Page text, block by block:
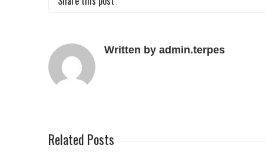
Written by admin.terpes
Related Posts